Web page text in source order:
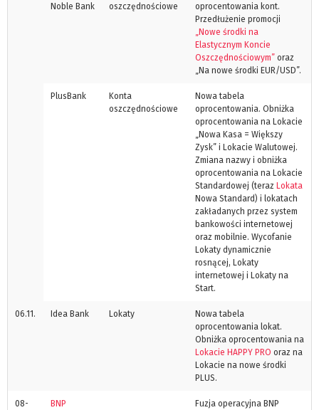
Noble Bank
oszczędnościowe
oprocentowania kont.
Przedłużenie promocji
„Nowe środki na
Elastycznym Koncie
Oszczędnościowym” oraz
„Na nowe środki EUR/USD”.
PlusBank
Konta
oszczędnościowe
Nowa tabela
oprocentowania. Obniżka
oprocentowania na Lokacie
„Nowa Kasa = Większy
Zysk” i Lokacie Walutowej.
Zmiana nazwy i obniżka
oprocentowania na Lokacie
Standardowej (teraz Lokata
Nowa Standard) i lokatach
zakładanych przez system
bankowości internetowej
oraz mobilnie. Wycofanie
Lokaty dynamicznie
rosnącej, Lokaty
internetowej i Lokaty na
Start.
06.11. Idea Bank Lokaty
Nowa tabela
oprocentowania lokat.
Obniżka oprocentowania na
Lokacie HAPPY PRO oraz na
Lokacie na nowe środki
PLUS.
08-
BNP
Fuzja operacyjna BNP